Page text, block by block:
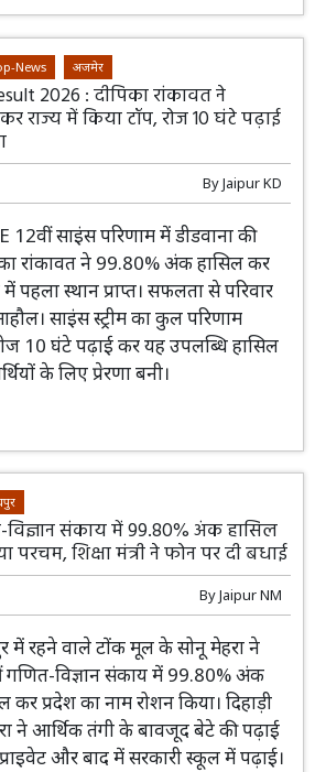
News अजमेर
2026 : दीपिका रांकावत ने
राज्य में किया टॉप, रोज 10 घंटे पढ़ाई
ByJaipur KD
12वीं साइंस परिणाम में डीडवाना की
रांकावत ने 99.80% अंक हासिल कर
में पहला स्थान प्राप्त। सफलता से परिवार
साइंस स्ट्रीम का कुल परिणाम
10 घंटे पढ़ाई कर यह उपलब्धि हासिल
के लिए प्रेरणा बनी।
संकाय में 99.80% अंक हासिल
परचम, शिक्षा मंत्री ने फोन पर दी बधाई
ByJaipur NM
में रहने वाले टोंक मूल के सोनू मेहरा ने
गणित-विज्ञान संकाय में 99.80% अंक
कर प्रदेश का नाम रोशन किया। दिहाड़ी
ने आर्थिक तंगी के बावजूद बेटे की पढ़ाई
और बाद में सरकारी स्कूल में पढ़ाई।